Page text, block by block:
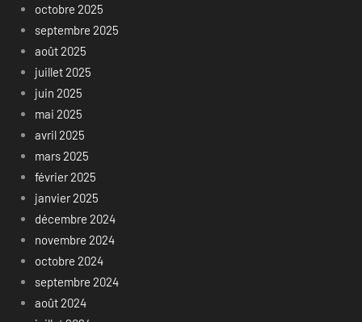
octobre 2025
septembre 2025
août 2025
juillet 2025
juin 2025
mai 2025
avril 2025
mars 2025
février 2025
janvier 2025
décembre 2024
novembre 2024
octobre 2024
septembre 2024
août 2024